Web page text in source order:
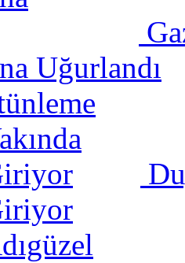
Uğurlandı